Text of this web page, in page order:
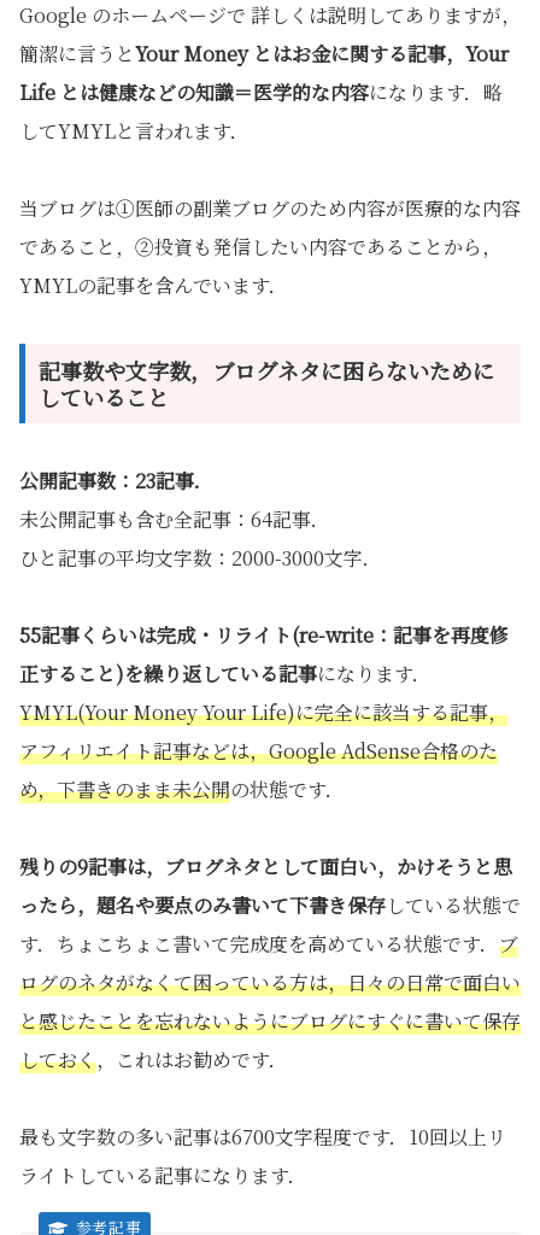
Google のホームページで 詳しくは説明してありますが，
簡潔に言うとYour Money とはお金に関する記事，Your
Life とは健康などの知識＝医学的な内容になります．略
してYMYLと言われます．
当ブログは①医師の副業ブログのため内容が医療的な内容
であること，②投資も発信したい内容であることから，
YMYLの記事を含んでいます．
記事数や文字数，ブログネタに困らないために
していること
公開記事数：23記事．
未公開記事も含む全記事：64記事．
ひと記事の平均文字数：2000-3000文字．
55記事くらいは完成・リライト(re-write：記事を再度修
正すること)を繰り返している記事になります．
YMYL(Your Money Your Life)に完全に該当する記事，
アフィリエイト記事などは，Google AdSense合格のた
め，下書きのまま未公開の状態です．
残りの9記事は，ブログネタとして面白い，かけそうと思
ったら，題名や要点のみ書いて下書き保存している状態で
す．ちょこちょこ書いて完成度を高めている状態です． ブ
ログのネタがなくて困っている方は，日々の日常で面白い
と感じたことを忘れないようにブログにすぐに書いて保存
しておく，これはお勧めです．
最も文字数の多い記事は6700文字程度です．10回以上リ
ライトしている記事になります．